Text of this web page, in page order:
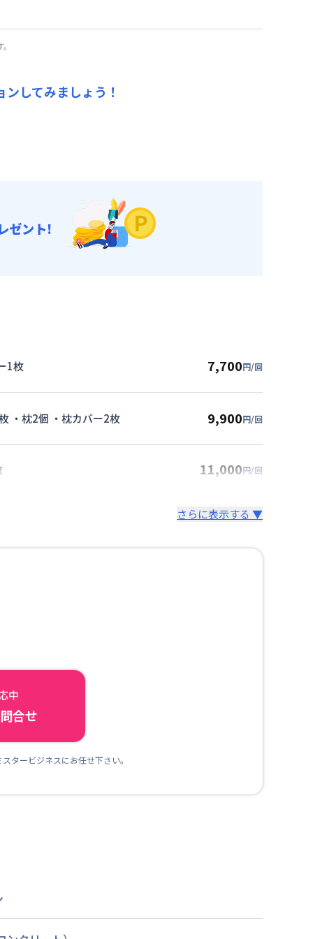
利用いただけます！
してみましょう！
ゼント!
1枚 7,700円/回
・枕2個 ・枕カバー2枚 9,900円/回
11,000円/回
さらに表示する ▼
中
合せ
タービジネスにお任せ下さい。